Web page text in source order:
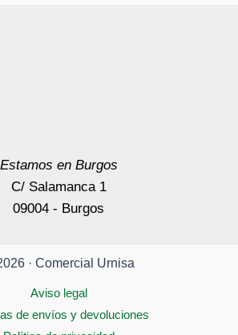
Estamos en Burgos
C/ Salamanca 1
09004 - Burgos
· Comercial Urnisa
Aviso legal
de envíos y devoluciones